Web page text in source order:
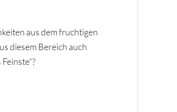
aus dem fruchtigen
diesem Bereich auch